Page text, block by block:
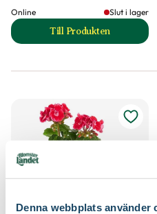
Denna webbplats använder
Online
Slut i lager
Till Produkten
till Zonalpelargon